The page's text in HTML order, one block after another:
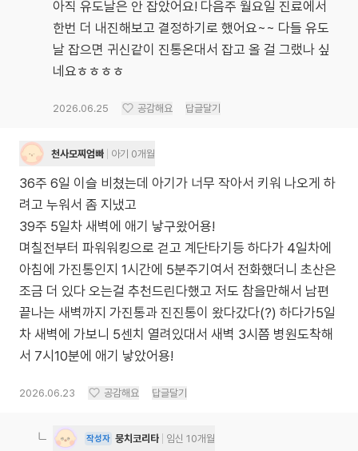
아직 유도날은 안 잡았어요! 다음주 월요일 진료에서
한번 더 내진해보고 결정하기로 했어요~~ 다들 유도
날 잡으면 귀신같이 진통온대서 잡고 올 걸 그랬나 싶
네요ㅎㅎㅎㅎ
2026.06.25 공감해요 답글달기
천사모찌엄빠 아기 0개월
36주 6일 이슬 비쳤는데 아기가 너무 작아서 키워 나오게 하
려고 누워서 좀 지냈고
39주 5일차 새벽에 애기 낳구왔어용!
며칠전부터 파워워킹으로 걷고 계단타기등 하다가 4일차에
아침에 가진통인지 1시간에 5분주기여서 전화했더니 초산은
조금 더 있다 오는걸 추천드린다했고 저도 참을만해서 남편
끝나는 새벽까지 가진통과 진진통이 왔다갔다(?) 하다가5일
차 새벽에 가보니 5센치 열려있대서 새벽 3시쯤 병원도착해
서 7시10분에 애기 낳았어용!
2026.06.23 공감해요 답글달기
작성자 뭉치코리타 임신 10개월